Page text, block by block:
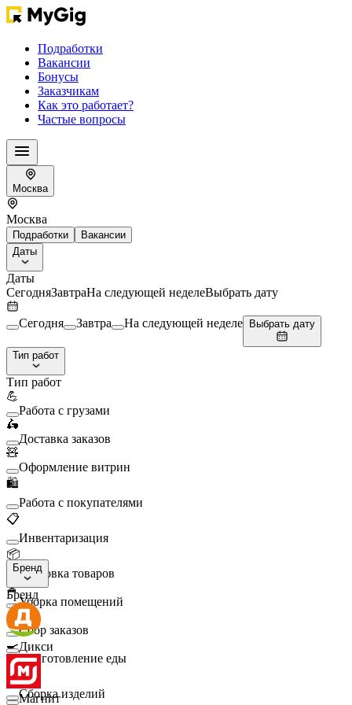
Подработки
Вакансии
Бонусы
Заказчикам
Как это работает?
Частые вопросы
Москва
Москва
Подработки
Вакансии
Даты
Даты
СегодняЗавтраНа следующей неделеВыбрать дату
Сегодня Завтра На следующей неделе Выбрать дату
Тип работ
Тип работ
💪
Работа с грузами
🛵
Доставка заказов
🧸
Оформление витрин
🛍️
Работа с покупателями
📋
Инвентаризация
📦
Упаковка товаров
🧹
Уборка помещений
🛒
Сбор заказов
🍳
Приготовление еды
🛠️
Сборка изделий
Бренд
Бренд
Дикси
Магнит